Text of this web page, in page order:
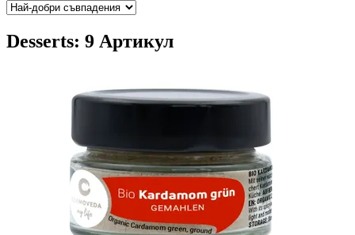
Desserts: 9 Артикул